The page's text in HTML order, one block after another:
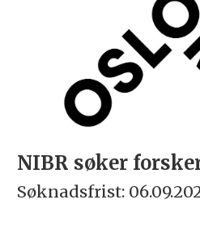
NIBR søker forskere
Søknadsfrist: 06.09.2026